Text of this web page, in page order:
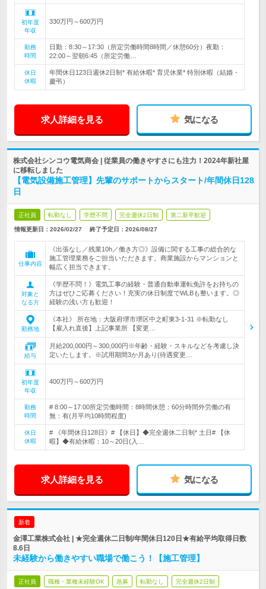
初年度
年収
330万円～600万円
勤務
時間
日勤：8:30～17:30（所定労働時間8時間／休憩60分）夜勤：
22:00～翌朝6:45（所定労働…
休日
休暇
年間休日123日週休2日制* 有給休暇* 育児休業* 特別休暇（結婚・
慶弔）
求人詳細を見る 気になる
株式会社シンコウ電気商会 | 従業員の働きやすさにも注力！2024年新社屋
に移転しました
【電気設備施工管理】先輩のサポートからスタート/年間休日128
日
正社員 転勤なし 学歴不問 完全週休2日制 第二新卒歓迎
情報更新日：2026/02/27 終了予定日： 2026/08/27
仕事内容
《出張なし／残業10h／働き方◎》設備に関する工事の総合的な
施工管理業務をご担当いただきます。商業施設からマンションと
幅広く担当できます。
対象と
なる方
《学歴不問！》電気工事の経験・普通自動車運転免許をお持ちの
方はぜひご応募ください！充実の休日制度でWLBも整います。◎
経験の浅い方も歓迎！
勤務地
《本社》 所在地：大阪府堺市堺区中之町東3-1-31 ※転勤なし
【雇入れ直後】上記事業所 【変更…
給与
月給200,000円～300,000円※年齢・経験・スキルなどを考慮し決
定いたします。※試用期間3か月あり(待遇変更…
初年度
年収
400万円～600万円
勤務
時間
# 8:00～17:00所定労働時間：8時間休憩：60分時間外労働の有
無：有(月平均10時間程度)
休日
休暇
# 《年間休日128日》# 【休日】◆完全週休二日制* 土日# 【休
暇】◆有給休暇：10～20日(入…
求人詳細を見る 気になる
新着
金澤工業株式会社 | ★完全週休二日制/年間休日120日★有給平均取得日数
8.6日
未経験から働きやすい職場で働こう！【施工管理】
正社員 職種・業種未経験OK 急募 転勤なし 完全週休2日制